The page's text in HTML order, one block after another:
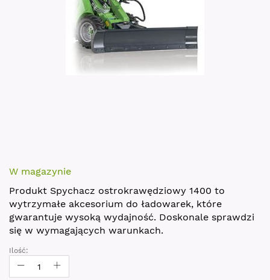
to
beginning
of
the
images
gallery
W magazynie
Produkt Spychacz ostrokrawędziowy 1400 to
wytrzymałe akcesorium do ładowarek, które
gwarantuje wysoką wydajność. Doskonale sprawdzi
się w wymagających warunkach.
Ilość: